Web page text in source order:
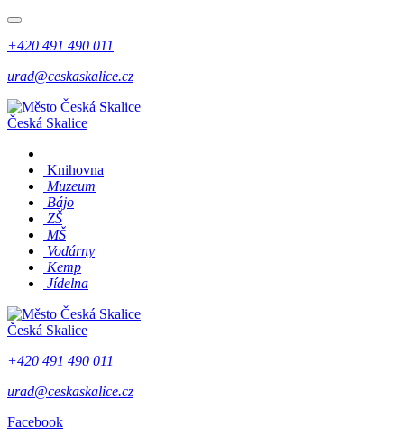
+420 491 490 011
urad@ceskaskalice.cz
Česká Skalice
Knihovna
Muzeum
Bájo
ZŠ
MŠ
Vodárny
Kemp
Jídelna
Česká Skalice
+420 491 490 011
urad@ceskaskalice.cz
Facebook